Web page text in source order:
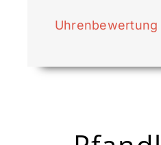
Uhrenbewertung